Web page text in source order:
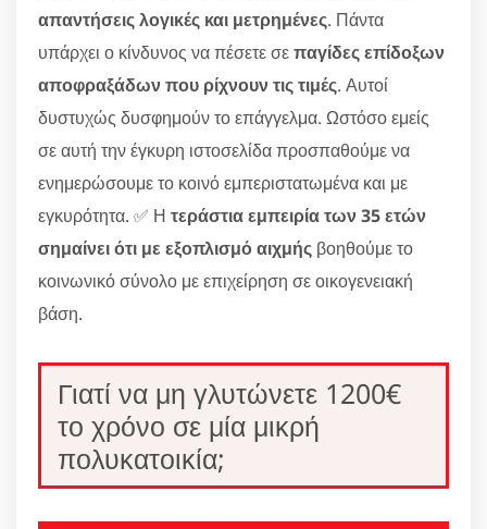
απαντήσεις λογικές και μετρημένες. Πάντα
υπάρχει ο κίνδυνος να πέσετε σεπαγίδες επίδοξων
αποφραξάδων που ρίχνουν τις τιμές. Αυτοί
δυστυχώς δυσφημούν το επάγγελμα. Ωστόσο εμείς
σε αυτή την έγκυρη ιστοσελίδα προσπαθούμε να
ενημερώσουμε το κοινό εμπεριστατωμένα και με
εγκυρότητα. ✅ Η τεράστια εμπειρία των 35 ετών
σημαίνει ότι με εξοπλισμό αιχμής βοηθούμε το
κοινωνικό σύνολο με επιχείρηση σε οικογενειακή
βάση.
Γιατί να μη γλυτώνετε 1200€
το χρόνο σε μία μικρή
πολυκατοικία;